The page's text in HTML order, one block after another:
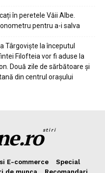
în peretele Văii Albe.
pentru a-i salva
Târgoviște la începutul
Filofteia vor fi aduse la
Două zile de sărbătoare și
din centrul orașului
stiri
E-commerce
Special